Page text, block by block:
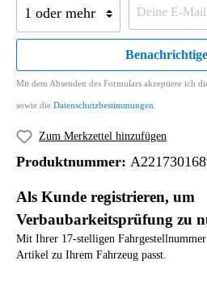
Mit dem Absenden des Formulars akzeptiere ich
sowie die Datenschutzbestimmungen
Zum Merkzettel hinzufügen
Produktnummer:
Als Kunde registrieren, um
Verbaubarkeitsprüfung zu
Mit Ihrer 17-stelligen
Artikel zu Ihrem Fahrzeug passt.